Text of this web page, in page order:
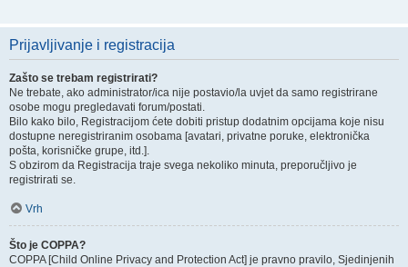
Prijavljivanje i registracija
Zašto se trebam registrirati?
Ne trebate, ako administrator/ica nije postavio/la uvjet da samo registrirane
osobe mogu pregledavati forum/postati.
Bilo kako bilo, Registracijom ćete dobiti pristup dodatnim opcijama koje nisu
dostupne neregistriranim osobama [avatari, privatne poruke, elektronička
pošta, korisničke grupe, itd.].
S obzirom da Registracija traje svega nekoliko minuta, preporučljivo je
registrirati se.
Vrh
Što je COPPA?
COPPA [Child Online Privacy and Protection Act] je pravno pravilo, Sjedinjenih